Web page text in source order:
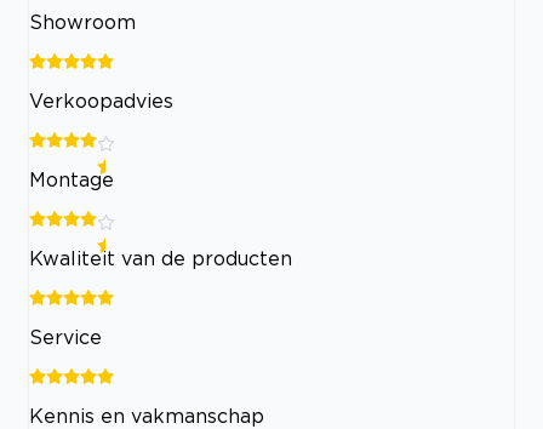
Showroom
Verkoopadvies
Montage
Kwaliteit van de producten
Service
Kennis en vakmanschap